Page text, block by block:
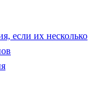
если их несколько